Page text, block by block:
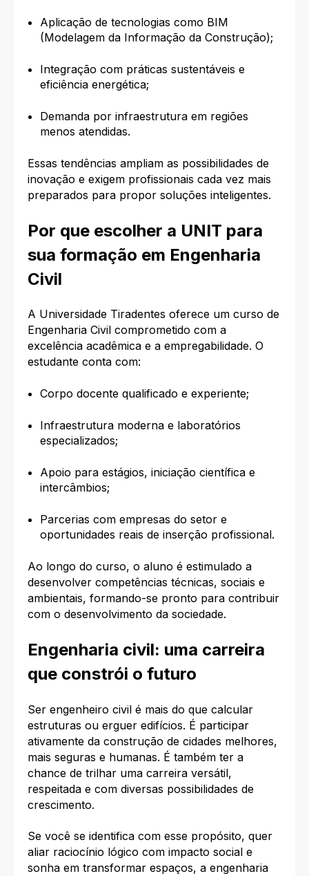
Aplicação de tecnologias como BIM
(Modelagem da Informação da Construção);
Integração com práticas sustentáveis e
eficiência energética;
Demanda por infraestrutura em regiões
menos atendidas.
Essas tendências ampliam as possibilidades de
inovação e exigem profissionais cada vez mais
preparados para propor soluções inteligentes.
Por que escolher a UNIT para
sua formação em Engenharia
Civil
A Universidade Tiradentes oferece um curso de
Engenharia Civil comprometido com a
excelência acadêmica e a empregabilidade. O
estudante conta com:
Corpo docente qualificado e experiente;
Infraestrutura moderna e laboratórios
especializados;
Apoio para estágios, iniciação científica e
intercâmbios;
Parcerias com empresas do setor e
oportunidades reais de inserção profissional.
Ao longo do curso, o aluno é estimulado a
desenvolver competências técnicas, sociais e
ambientais, formando-se pronto para contribuir
com o desenvolvimento da sociedade.
Engenharia civil: uma carreira
que constrói o futuro
Ser engenheiro civil é mais do que calcular
estruturas ou erguer edifícios. É participar
ativamente da construção de cidades melhores,
mais seguras e humanas. É também ter a
chance de trilhar uma carreira versátil,
respeitada e com diversas possibilidades de
crescimento.
Se você se identifica com esse propósito, quer
aliar raciocínio lógico com impacto social e
sonha em transformar espaços, a engenharia